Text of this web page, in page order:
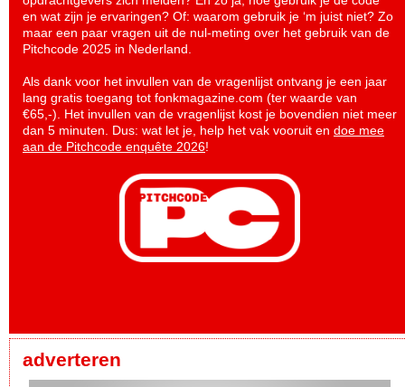
en wat zijn je ervaringen? Of: waarom gebruik je ‘m juist niet? Zo
maar een paar vragen uit de nul-meting over het gebruik van de
Pitchcode 2025 in Nederland.
Als dank voor het invullen van de vragenlijst ontvang je een jaar
lang gratis toegang tot fonkmagazine.com (ter waarde van
€65,-). Het invullen van de vragenlijst kost je bovendien niet meer
dan 5 minuten. Dus: wat let je, help het vak vooruit en doe mee
aan de Pitchcode enquête 2026!
adverteren